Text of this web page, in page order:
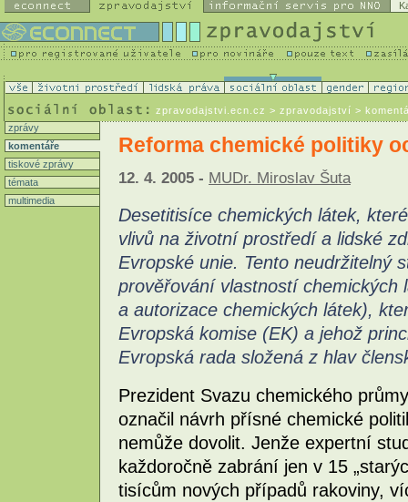
zpravodajstvi.ecn.cz > zpravodajství >
zprávy
komentáře
tiskové zprávy
témata
multimedia
Reforma chemické politiky
12. 4. 2005 - MUDr. Miroslav Šuta
Desetitisíce chemických látek,
vlivů na životní prostředí a lidské
Evropské unie. Tento neudržitelný
prověřování vlastností chemických
a autorizace chemických látek),
Evropská komise (EK) a jehož
Evropská rada složená z hlav
Prezident Svazu chemického
označil návrh přísné chemické
nemůže dovolit. Jenže expertní
každoročně zabrání jen v 15
tisícům nových případů rakoviny,